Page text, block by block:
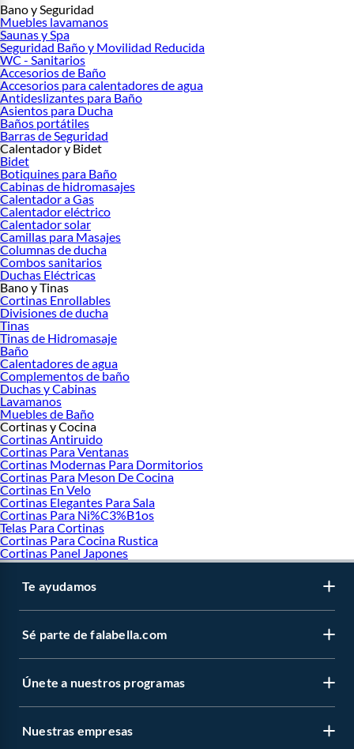
Bano y Seguridad
Muebles lavamanos
Saunas y Spa
Seguridad Baño y Movilidad Reducida
WC - Sanitarios
Accesorios de Baño
Accesorios para calentadores de agua
Antideslizantes para Baño
Asientos para Ducha
Baños portátiles
Barras de Seguridad
Calentador y Bidet
Bidet
Botiquines para Baño
Cabinas de hidromasajes
Calentador a Gas
Calentador eléctrico
Calentador solar
Camillas para Masajes
Columnas de ducha
Combos sanitarios
Duchas Eléctricas
Bano y Tinas
Cortinas Enrollables
Divisiones de ducha
Tinas
Tinas de Hidromasaje
Baño
Calentadores de agua
Complementos de baño
Duchas y Cabinas
Lavamanos
Muebles de Baño
Cortinas y Cocina
Cortinas Antiruido
Cortinas Para Ventanas
Cortinas Modernas Para Dormitorios
Cortinas Para Meson De Cocina
Cortinas En Velo
Cortinas Elegantes Para Sala
Cortinas Para Ni%C3%B1os
Telas Para Cortinas
Cortinas Para Cocina Rustica
Cortinas Panel Japones
Te ayudamos
Sé parte de falabella.com
Únete a nuestros programas
Nuestras empresas